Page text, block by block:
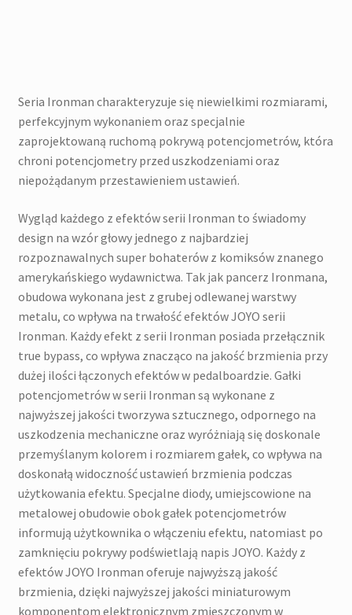
Seria Ironman charakteryzuje się niewielkimi rozmiarami,
perfekcyjnym wykonaniem oraz specjalnie
zaprojektowaną ruchomą pokrywą potencjometrów, która
chroni potencjometry przed uszkodzeniami oraz
niepożądanym przestawieniem ustawień.
Wygląd każdego z efektów serii Ironman to świadomy
design na wzór głowy jednego z najbardziej
rozpoznawalnych super bohaterów z komiksów znanego
amerykańskiego wydawnictwa. Tak jak pancerz Ironmana,
obudowa wykonana jest z grubej odlewanej warstwy
metalu, co wpływa na trwałość efektów JOYO serii
Ironman. Każdy efekt z serii Ironman posiada przełącznik
true bypass, co wpływa znacząco na jakość brzmienia przy
dużej ilości łączonych efektów w pedalboardzie. Gałki
potencjometrów w serii Ironman są wykonane z
najwyższej jakości tworzywa sztucznego, odpornego na
uszkodzenia mechaniczne oraz wyróżniają się doskonale
przemyślanym kolorem i rozmiarem gałek, co wpływa na
doskonałą widoczność ustawień brzmienia podczas
użytkowania efektu. Specjalne diody, umiejscowione na
metalowej obudowie obok gałek potencjometrów
informują użytkownika o włączeniu efektu, natomiast po
zamknięciu pokrywy podświetlają napis JOYO. Każdy z
efektów JOYO Ironman oferuje najwyższą jakość
brzmienia, dzięki najwyższej jakości miniaturowym
komponentom elektronicznym zmieszczonym w